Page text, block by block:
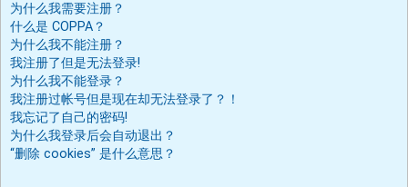
为什么我需要注册？
什么是 COPPA？
为什么我不能注册？
我注册了但是无法登录!
为什么我不能登录？
我注册过帐号但是现在却无法登录了？！
我忘记了自己的密码!
为什么我登录后会自动退出？
“删除 cookies” 是什么意思？